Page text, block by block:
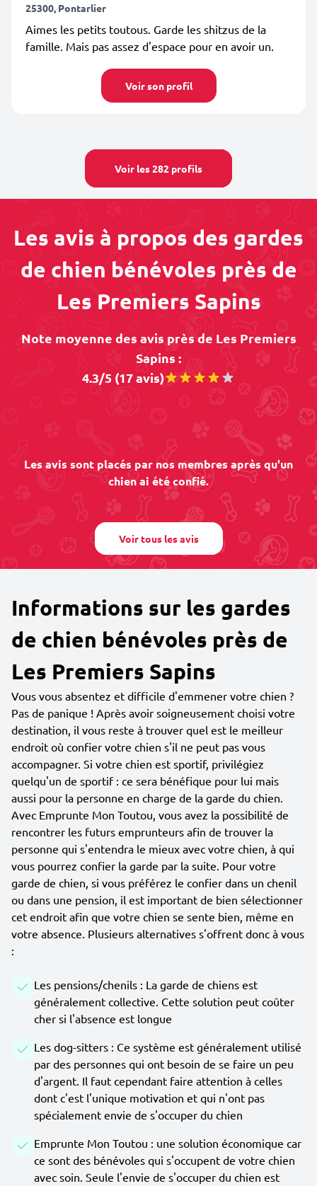
25300, Pontarlier
Aimes les petits toutous. Garde les shitzus de la
famille. Mais pas assez d'espace pour en avoir un.
Voir son profil
Voir les 282 profils
Les avis à propos des gardes
de chien bénévoles près de
Les Premiers Sapins
Note moyenne des avis près de Les Premiers
Sapins :
4.3/5 (17 avis)
Les avis sont placés par nos membres après qu'un
chien ai été confié.
Voir tous les avis
Informations sur les gardes
de chien bénévoles près de
Les Premiers Sapins
Vous vous absentez et difficile d'emmener votre chien ?
Pas de panique ! Après avoir soigneusement choisi votre
destination, il vous reste à trouver quel est le meilleur
endroit où confier votre chien s'il ne peut pas vous
accompagner. Si votre chien est sportif, privilégiez
quelqu'un de sportif : ce sera bénéfique pour lui mais
aussi pour la personne en charge de la garde du chien.
Avec Emprunte Mon Toutou, vous avez la possibilité de
rencontrer les futurs emprunteurs afin de trouver la
personne qui s'entendra le mieux avec votre chien, à qui
vous pourrez confier la garde par la suite. Pour votre
garde de chien, si vous préférez le confier dans un chenil
ou dans une pension, il est important de bien sélectionner
cet endroit afin que votre chien se sente bien, même en
votre absence. Plusieurs alternatives s'offrent donc à vous
:
Les pensions/chenils : La garde de chiens est
généralement collective. Cette solution peut coûter
cher si l'absence est longue
Les dog-sitters : Ce système est généralement utilisé
par des personnes qui ont besoin de se faire un peu
d'argent. Il faut cependant faire attention à celles
dont c'est l'unique motivation et qui n'ont pas
spécialement envie de s'occuper du chien
Emprunte Mon Toutou : une solution économique car
ce sont des bénévoles qui s'occupent de votre chien
avec soin. Seule l'envie de s'occuper du chien est